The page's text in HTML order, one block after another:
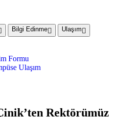
Bilgi Edinme Ulaşım
Formu
Ulaşım
Rektörümüz